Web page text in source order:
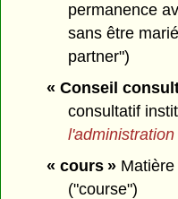
permanence
sans être
partner")
« Conseil
consultatif
« cours »Matière
("course")